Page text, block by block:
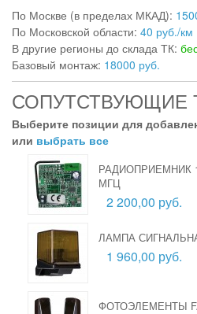
По Москве (в пределах МКАД):
По Московской области: 40 руб./км
В другие регионы до склада ТК:
Базовый монтаж: 18000 руб.
СОПУТСТВУЮЩИЕ
Выберите позиции для
или выбрать все
РАДИОПРИЕМНИК
МГЦ
2 200,00 руб.
ЛАМПА
1 960,00 руб.
ФОТОЭЛЕМЕНТЫ